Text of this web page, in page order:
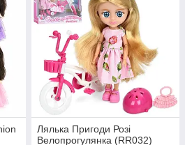
Лялька Пригоди Розі
Велопрогулянка (RR032)